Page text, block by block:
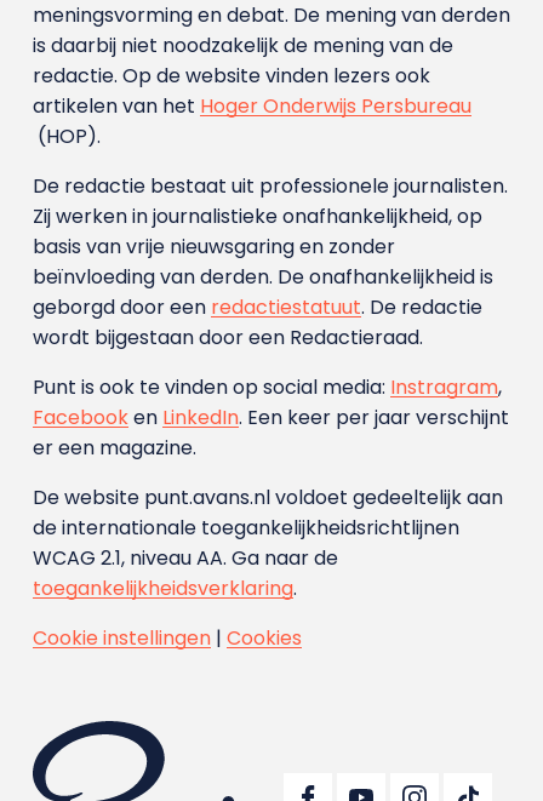
meningsvorming en debat. De mening van derden
is daarbij niet noodzakelijk de mening van de
redactie. Op de website vinden lezers ook
artikelen van het Hoger Onderwijs Persbureau
(HOP).
De redactie bestaat uit professionele journalisten.
Zij werken in journalistieke onafhankelijkheid, op
basis van vrije nieuwsgaring en zonder
beïnvloeding van derden. De onafhankelijkheid is
geborgd door een redactiestatuut. De redactie
wordt bijgestaan door een Redactieraad.
Punt is ook te vinden op social media: Instragram,
Facebooken LinkedIn. Een keer per jaar verschijnt
er een magazine.
De website punt.avans.nl voldoet gedeeltelijk aan
de internationale toegankelijkheidsrichtlijnen
WCAG 2.1, niveau AA. Ga naar de
toegankelijkheidsverklaring.
Cookie instellingen| Cookies